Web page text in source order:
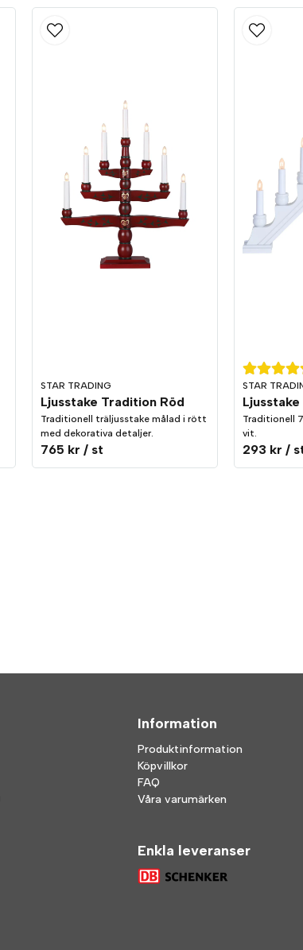
STAR TRADING
Ljusstake Tradition Röd
Traditionell träljusstake målad i rött
med dekorativa detaljer.
765 kr / st
STAR
Traditionell
vit.
293 kr /
Information
Produktinformation
Köpvillkor
FAQ
Våra varumärken
Enkla leveranser